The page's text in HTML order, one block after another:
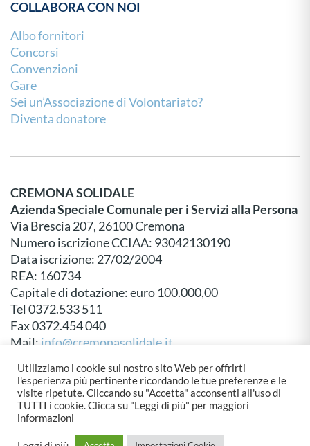
COLLABORA CON NOI
Albo fornitori
Concorsi
Convenzioni
Gare
Sei un’Associazione di Volontariato?
Diventa donatore
CREMONA SOLIDALE
Azienda Speciale Comunale per i Servizi alla Persona
Via Brescia 207, 26100 Cremona
Numero iscrizione CCIAA: 93042130190
Data iscrizione: 27/02/2004
REA: 160734
Capitale di dotazione: euro 100.000,00
Tel 0372.533 511
Fax 0372.454 040
Mail: info@cremonasolidale.it
© Cremona Solidale - Created byEmberware&Dueper Design
Utilizziamo i cookie sul nostro sito Web per offrirti
l'esperienza più pertinente ricordando le tue preferenze e le
visite ripetute. Cliccando su "Accetta" acconsenti all'uso di
TUTTI i cookie. Clicca su "Leggi di più" per maggiori
informazioni